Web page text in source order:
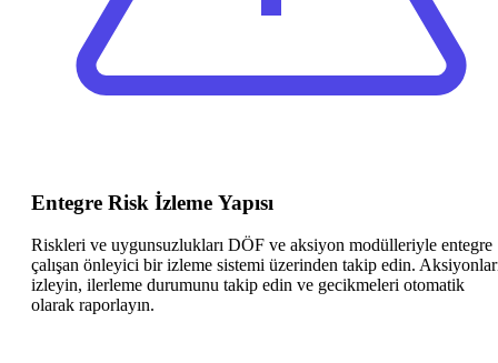
Entegre Risk İzleme Yapısı
Riskleri ve uygunsuzlukları DÖF ve aksiyon modülleriyle entegre
çalışan önleyici bir izleme sistemi üzerinden takip edin.
izleyin, ilerleme durumunu takip edin ve gecikmeleri otomatik
olarak raporlayın.